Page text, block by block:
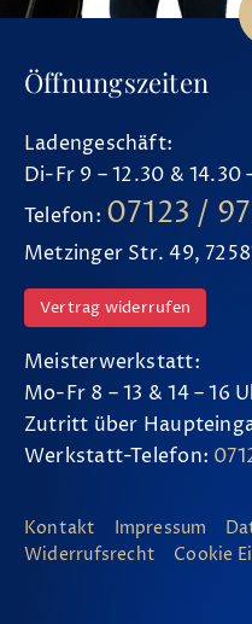
Öffnungszeiten
Ladengeschäft:
Di-Fr 9 – 12.30 & 14.30
Telefon: 07123 /
Metzinger Str. 49,
Vertrag widerrufen
Meisterwerkstatt:
Mo-Fr 8 – 13 & 14 – 16
Zutritt über
Werkstatt-Telefon:
Kontakt Impressum
Widerrufsrecht
Cookie